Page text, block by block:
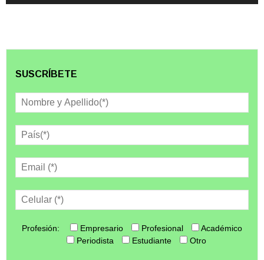
SUSCRÍBETE
Profesión: Empresario Profesional
Académico
Periodista
Estudiante Otro